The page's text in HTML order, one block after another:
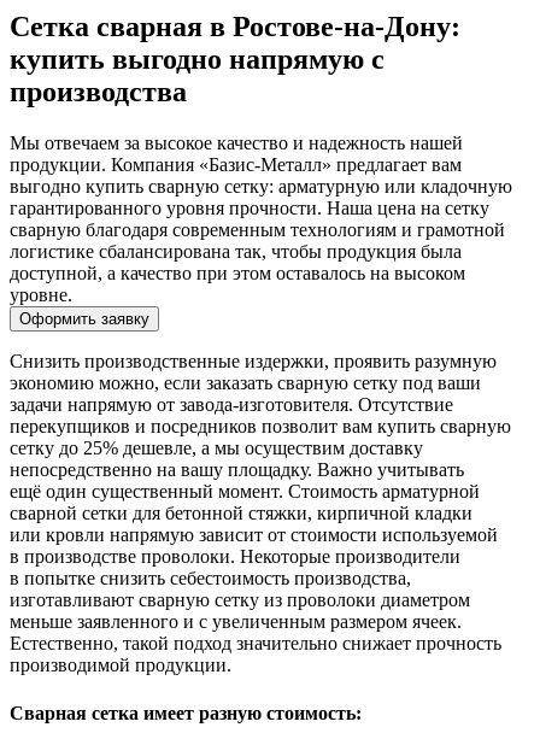
Сетка сварная в Ростове-на-Дону:
купить выгодно напрямую с
производства
Мы отвечаем за высокое качество и надежность нашей
продукции. Компания «Базис-Металл» предлагает вам
выгодно купить сварную сетку: арматурную или кладочную
гарантированного уровня прочности. Наша цена на сетку
сварную благодаря современным технологиям и грамотной
логистике сбалансирована так, чтобы продукция была
доступной, а качество при этом оставалось на высоком
уровне.
Оформить заявку
Снизить производственные издержки, проявить разумную
экономию можно, если заказать сварную сетку под ваши
задачи напрямую от завода-изготовителя. Отсутствие
перекупщиков и посредников позволит вам купить сварную
сетку до 25% дешевле, а мы осуществим доставку
непосредственно на вашу площадку. Важно учитывать
ещё один существенный момент. Стоимость арматурной
сварной сетки для бетонной стяжки, кирпичной кладки
или кровли напрямую зависит от стоимости используемой
в производстве проволоки. Некоторые производители
в попытке снизить себестоимость производства,
изготавливают сварную сетку из проволоки диаметром
меньше заявленного и с увеличенным размером ячеек.
Естественно, такой подход значительно снижает прочность
производимой продукции.
Сварная сетка имеет разную стоимость: